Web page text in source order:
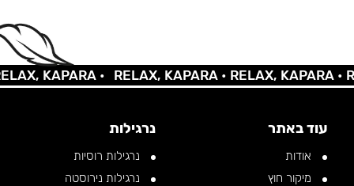
KAPARA • RELAX, KAPARA •RELAX, KAPARA •
עוד באתר
אודות
מיקור חוץ
נרגילות
נרגילות רוסיות
נרגילות נירוסטה